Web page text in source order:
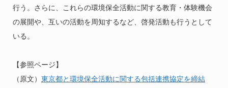
行う。さらに、これらの環境保全活動に関する教育・体験機会
の展開や、互いの活動を周知するなど、啓発活動も行うとして
いる。
【参照ページ】
（原文） 東京都と環境保全活動に関する包括連携協定を締結